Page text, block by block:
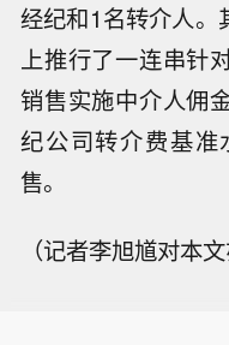
经纪和1名转介人。
上推行了一连串针
销售实施中介人佣
纪公司转介费基
售。
（记者李旭馗对本